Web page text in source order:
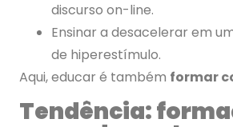
discurso on-line.
Ensinar a desacelerar em
de hiperestímulo.
Aqui, educar é também formar
Tendência: